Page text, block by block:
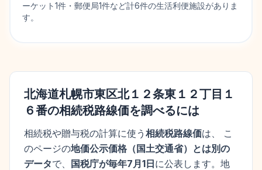
ーケット1件・郵便局1件など計6件の生活利便施設がありま
す。
北海道札幌市東区北１２条東１２丁目１
６番の相続税路線価を調べるには
相続税や贈与税の計算に使う 相続税路線価は、 こ
のページの地価公示価格 （ 国土交通省）とは別の
データで、 国税庁が毎年7月1日に公表します。 地